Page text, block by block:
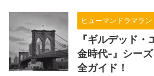
ヒューマンドラマラン
『ギルデッド
金時代-』シー
全ガイド！